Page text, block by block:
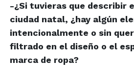
-¿Si tuvieras que describir
ciudad natal, ¿hay algún
intencionalmente o sin
filtrado en el diseño o el
marca de ropa?